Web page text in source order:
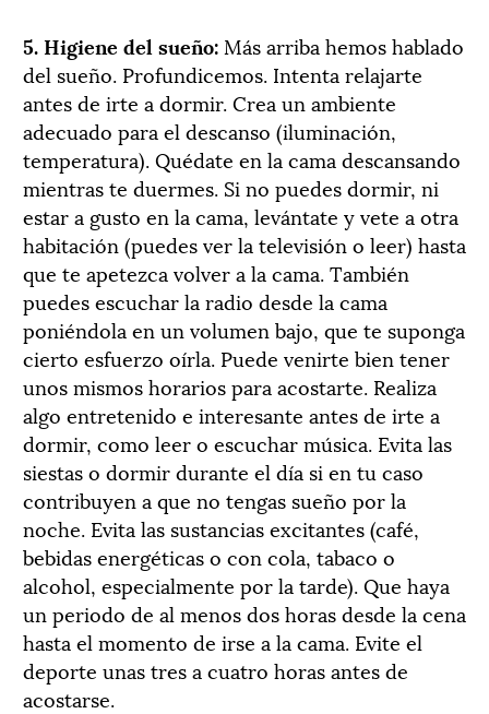
5. Higiene del sueño: Más arriba hemos hablado
del sueño. Profundicemos. Intenta relajarte
antes de irte a dormir. Crea un ambiente
adecuado para el descanso (iluminación,
temperatura). Quédate en la cama descansando
mientras te duermes. Si no puedes dormir, ni
estar a gusto en la cama, levántate y vete a otra
habitación (puedes ver la televisión o leer) hasta
que te apetezca volver a la cama. También
puedes escuchar la radio desde la cama
poniéndola en un volumen bajo, que te suponga
cierto esfuerzo oírla. Puede venirte bien tener
unos mismos horarios para acostarte. Realiza
algo entretenido e interesante antes de irte a
dormir, como leer o escuchar música. Evita las
siestas o dormir durante el día si en tu caso
contribuyen a que no tengas sueño por la
noche. Evita las sustancias excitantes (café,
bebidas energéticas o con cola, tabaco o
alcohol, especialmente por la tarde). Que haya
un periodo de al menos dos horas desde la cena
hasta el momento de irse a la cama. Evite el
deporte unas tres a cuatro horas antes de
acostarse.